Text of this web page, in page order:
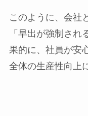
このように、会社
「早出が強制さ
果的に、社員が安
全体の生産性向上